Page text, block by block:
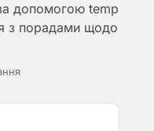
допомогою temp
з порадами щодо